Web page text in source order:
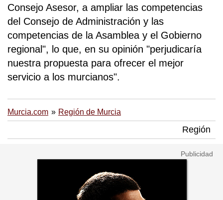
Consejo Asesor, a ampliar las competencias
del Consejo de Administración y las
competencias de la Asamblea y el Gobierno
regional", lo que, en su opinión "perjudicaría
nuestra propuesta para ofrecer el mejor
servicio a los murcianos".
Murcia.com Región de Murcia
Región